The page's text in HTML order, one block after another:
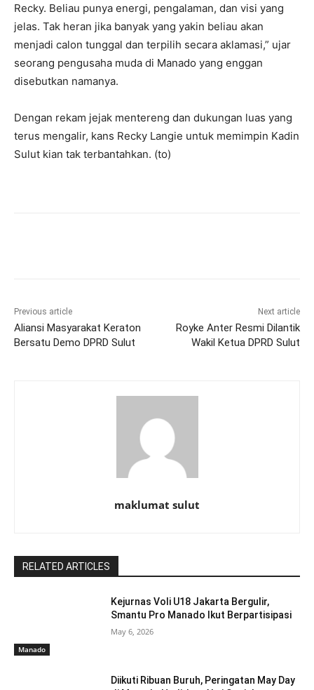
Recky. Beliau punya energi, pengalaman, dan visi yang
jelas. Tak heran jika banyak yang yakin beliau akan
menjadi calon tunggal dan terpilih secara aklamasi,” ujar
seorang pengusaha muda di Manado yang enggan
disebutkan namanya.
Dengan rekam jejak mentereng dan dukungan luas yang
terus mengalir, kans Recky Langie untuk memimpin Kadin
Sulut kian tak terbantahkan. (to)
Previous article
Aliansi Masyarakat Keraton
Bersatu Demo DPRD Sulut
Next article
Royke Anter Resmi Dilantik
Wakil Ketua DPRD Sulut
maklumat sulut
RELATED ARTICLES
Manado
Kejurnas Voli U18 Jakarta Bergulir,
Smantu Pro Manado Ikut Berpartisipasi
May 6, 2026
Diikuti Ribuan Buruh, Peringatan May Day